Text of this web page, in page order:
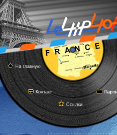
На главную
Контакт
Ссылки